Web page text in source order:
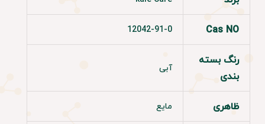
Cas NO
12042-91-0
رنگ بسته
بندی
آبی
ظاهری مایع